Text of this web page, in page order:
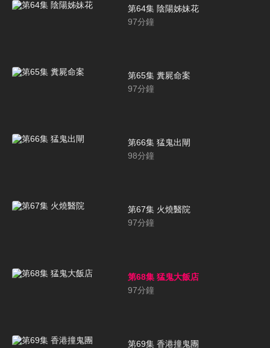
第64集 陰陽姊妹花
97分鐘
第65集 糞屍命案
97分鐘
第66集 猛鬼出閘
98分鐘
第67集 火燒醫院
97分鐘
第68集 猛鬼大飯店
97分鐘
第69集 香港撞鬼團